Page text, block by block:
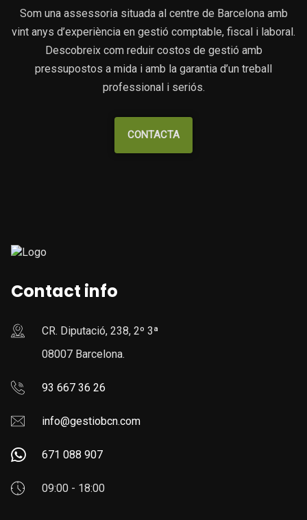
Som una assessoria situada al centre de Barcelona amb
vint anys d’experiència en gestió comptable, fiscal i laboral.
Descobreix com reduir costos de gestió amb
pressupostos a mida i amb la garantia d’un treball
professional i seriós.
CONTACTA
Contact info
CR. Diputació, 238, 2º 3ª
08007 Barcelona.
93 667 36 26
info@gestiobcn.com
671 088 907
09:00 - 18:00